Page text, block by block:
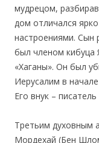
мудрецом,
дом отличался
настроениями.
был членом кибуца
«Хаганы». Он был
Иерусалим в
Его внук –
Третьим духовным
Мордехай (Бен